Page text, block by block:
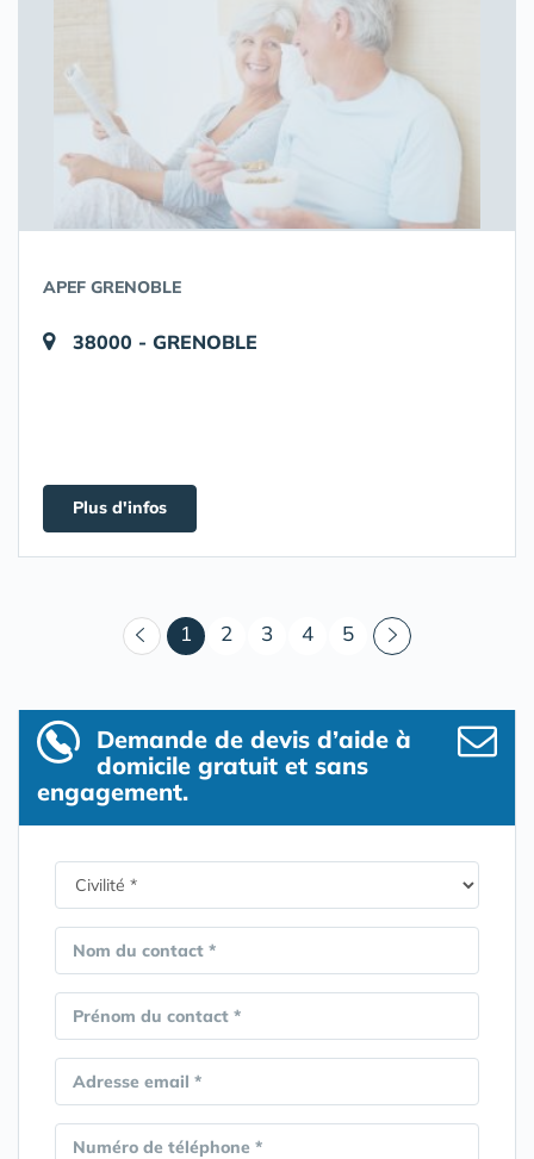
APEF GRENOBLE
38000 - GRENOBLE
Plus d'infos
1 (courant)
2 3 4 5
Demande de devis d’aide à
domicile gratuit et sans
engagement.
Nom du contact *
Prénom du contact *
Adresse email *
Numéro de téléphone *